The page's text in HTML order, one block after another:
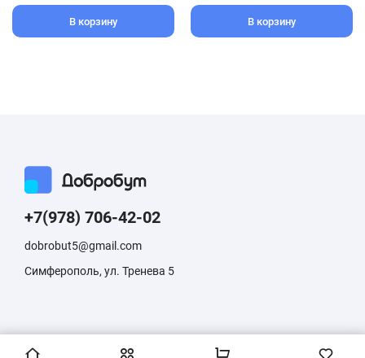
В корзину В корзину
+7(978) 706-42-02
dobrobut5@gmail.com
Симферополь, ул. Тренева 5
Информация, размещенная на сайте, не является публичной